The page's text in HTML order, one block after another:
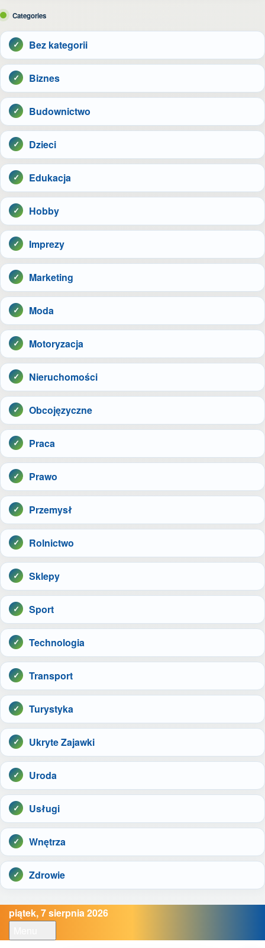
Categories
Bez kategorii
Biznes
Budownictwo
Dzieci
Edukacja
Hobby
Imprezy
Marketing
Moda
Motoryzacja
Nieruchomości
Obcojęzyczne
Praca
Prawo
Przemysł
Rolnictwo
Sklepy
Sport
Technologia
Transport
Turystyka
Ukryte Zajawki
Uroda
Usługi
Wnętrza
Zdrowie
piątek, 7 sierpnia 2026